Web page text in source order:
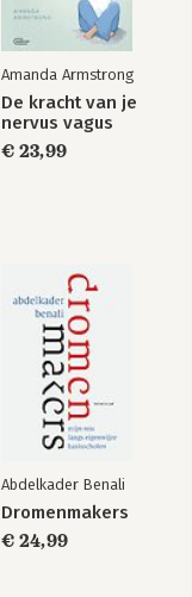
Amanda Armstrong
De kracht van je
nervus vagus
€ 23,99
Abdelkader Benali
Dromenmakers
€ 24,99